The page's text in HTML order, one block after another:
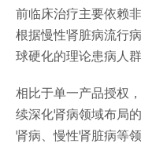
前临床治疗主要依赖
根据慢性肾脏病流行
球硬化的理论患病人
相比于单一产品授权
续深化肾病领域布局
肾病、慢性肾脏病等